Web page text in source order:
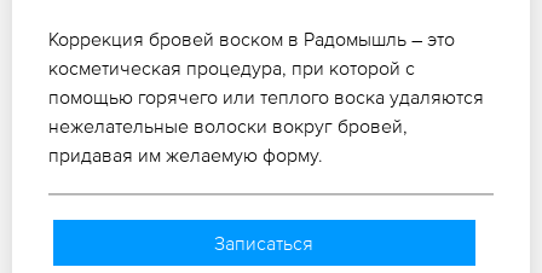
Коррекция бровей воском в Радомышль – это
косметическая процедура, при которой с
помощью горячего или теплого воска удаляются
нежелательные волоски вокруг бровей,
придавая им желаемую форму.
Записаться